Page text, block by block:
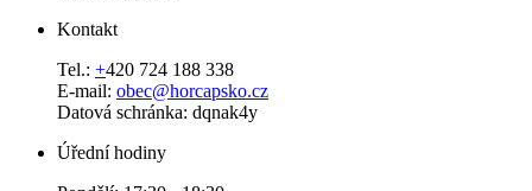
Kontakt
Tel.: +420 724 188 338
E-mail: obec@horcapsko.cz
Datová schránka: dqnak4y
Úřední hodiny